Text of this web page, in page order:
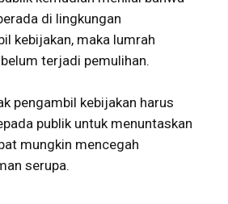
di lingkungan
kebijakan, maka lumrah
terjadi pemulihan.
pengambil kebijakan harus
publik untuk menuntaskan
mungkin mencegah
serupa.